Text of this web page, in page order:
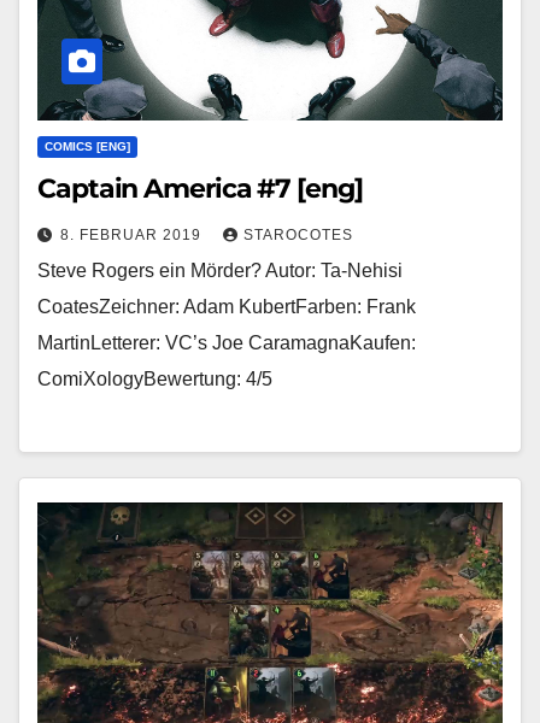
COMICS [ENG]
Captain America #7 [eng]
8. FEBRUAR 2019 STAROCOTES
Steve Rogers ein Mörder? Autor: Ta-Nehisi
CoatesZeichner: Adam KubertFarben: Frank
MartinLetterer: VC’s Joe CaramagnaKaufen:
ComiXologyBewertung: 4/5